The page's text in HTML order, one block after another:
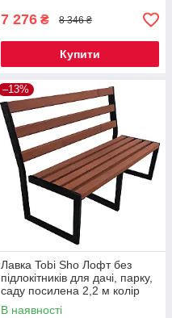
7 276 ₴ 8 346 ₴
Купити
–13%
Лавка Tobi Sho Лофт без
підлокітників для дачі, парку,
саду посилена 2,2 м колір
черешня
В наявності